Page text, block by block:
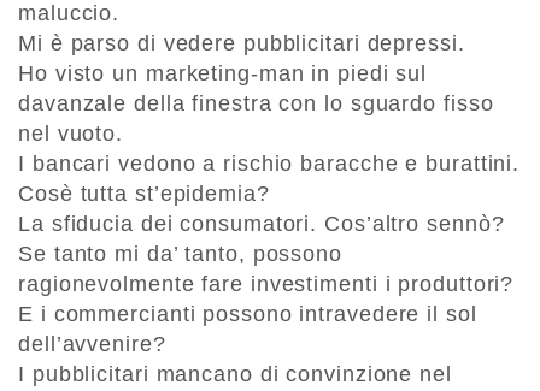
maluccio.
Mi è parso di vedere pubblicitari depressi.
Ho visto un marketing-man in piedi sul
davanzale della finestra con lo sguardo fisso
nel vuoto.
I bancari vedono a rischio baracche e burattini.
Cosè tutta st’epidemia?
La sfiducia dei consumatori. Cos’altro sennò?
Se tanto mi da’ tanto, possono
ragionevolmente fare investimenti i produttori?
E i commercianti possono intravedere il sol
dell’avvenire?
I pubblicitari mancano di convinzione nel